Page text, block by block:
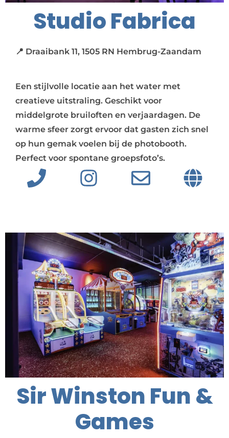
Studio Fabrica
📍 Draaibank 11, 1505 RN Hembrug-Zaandam
Een stijlvolle locatie aan het water met
creatieve uitstraling. Geschikt voor
middelgrote bruiloften en verjaardagen. De
warme sfeer zorgt ervoor dat gasten zich snel
op hun gemak voelen bij de photobooth.
Perfect voor spontane groepsfoto’s.
Sir Winston Fun &
Games